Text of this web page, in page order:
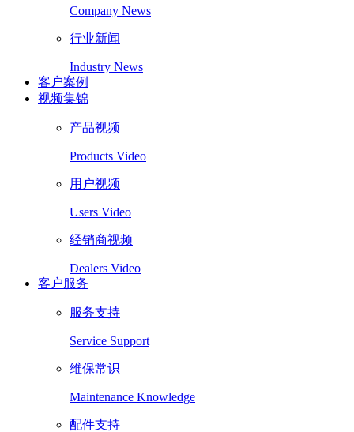
Company News
行业新闻
Industry News
客户案例
视频集锦
产品视频
Products Video
用户视频
Users Video
经销商视频
Dealers Video
客户服务
服务支持
Service Support
维保常识
Maintenance Knowledge
配件支持